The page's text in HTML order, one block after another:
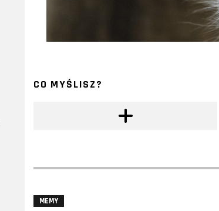
CO MYŚLISZ?
MEMY